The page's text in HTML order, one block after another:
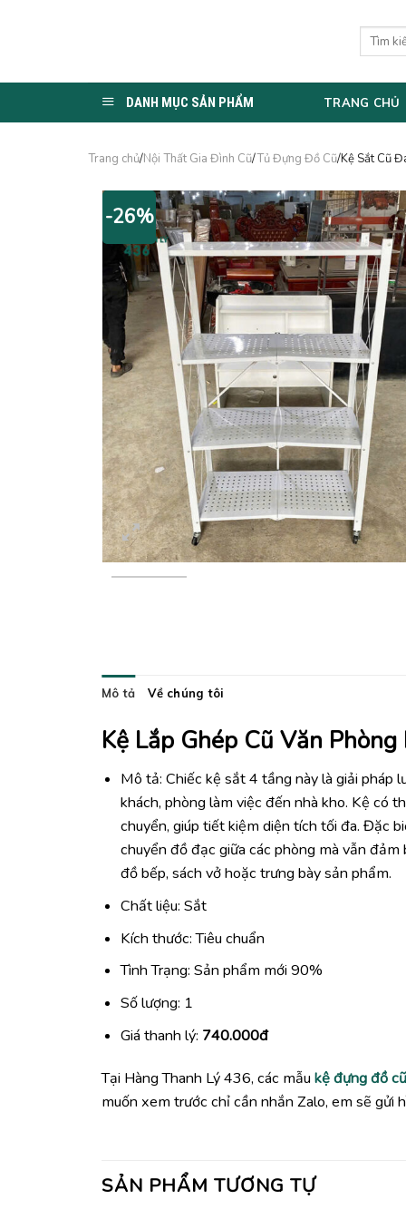
Tìm
DANH MỤC SẢN PHẨM TRANG CHỦ
Trang chủ/Nội Thất Gia Đình Cũ/Tủ Đựng Đồ Cũ/Kệ Sắt Cũ
-26%
Mô tả Về chúng tôi
Kệ Lắp Ghép Cũ Văn
Mô tả: Chiếc kệ sắt 4 tầng này là giải pháp
khách, phòng làm việc đến nhà kho. Kệ có
chuyển, giúp tiết kiệm diện tích tối đa. Đặc
chuyển đồ đạc giữa các phòng mà vẫn
đồ bếp, sách vở hoặc trưng bày sản phẩm.
Chất liệu: Sắt
Kích thước: Tiêu chuẩn
Tình Trạng: Sản phẩm mới 90%
Số lượng: 1
Giá thanh lý: 740.000đ
Tại Hàng Thanh Lý 436, các mẫu kệ đựng đồ cũ
muốn xem trước chỉ cần nhắn Zalo, em sẽ gửi
SẢN PHẨM TƯƠNG TỰ